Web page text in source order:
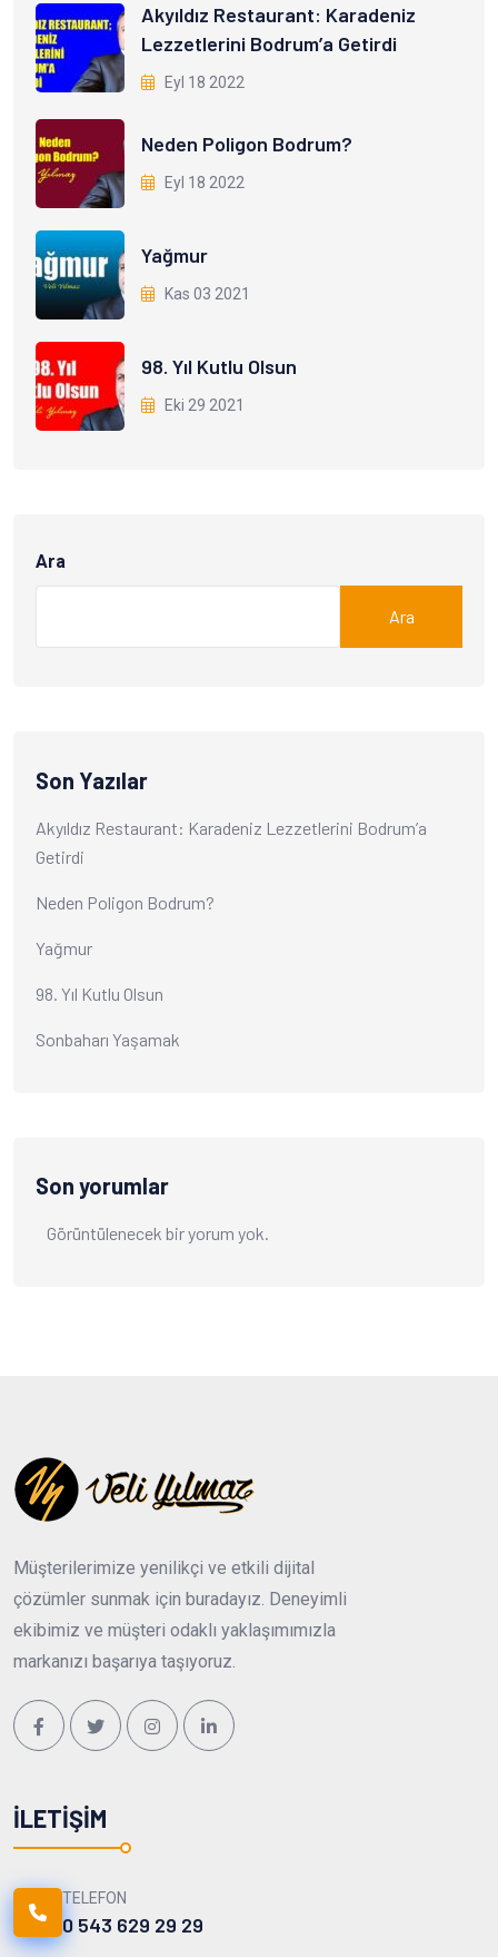
Akyıldız Restaurant: Karadeniz
Lezzetlerini Bodrum’a Getirdi
Eyl 18 2022
Neden Poligon Bodrum?
Eyl 18 2022
Yağmur
Kas 03 2021
98. Yıl Kutlu Olsun
Eki 29 2021
Ara
Ara
Son Yazılar
Akyıldız Restaurant: Karadeniz Lezzetlerini Bodrum’a
Getirdi
Neden Poligon Bodrum?
Yağmur
98. Yıl Kutlu Olsun
Sonbaharı Yaşamak
Son yorumlar
Görüntülenecek bir yorum yok.
Müşterilerimize yenilikçi ve etkili dijital
çözümler sunmak için buradayız. Deneyimli
ekibimiz ve müşteri odaklı yaklaşımımızla
markanızı başarıya taşıyoruz.
İLETIŞIM
TELEFON
0 543 629 29 29